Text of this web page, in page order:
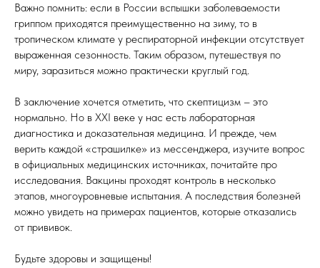
Важно помнить: если в России вспышки заболеваемости
гриппом приходятся преимущественно на зиму, то в
тропическом климате у респираторной инфекции отсутствует
выраженная сезонность. Таким образом, путешествуя по
миру, заразиться можно практически круглый год.
В заключение хочется отметить, что скептицизм – это
нормально. Но в XXI веке у нас есть лабораторная
диагностика и доказательная медицина. И прежде, чем
верить каждой «страшилке» из мессенджера, изучите вопрос
в официальных медицинских источниках, почитайте про
исследования. Вакцины проходят контроль в несколько
этапов, многоуровневые испытания. А последствия болезней
можно увидеть на примерах пациентов, которые отказались
от прививок.
Будьте здоровы и защищены!